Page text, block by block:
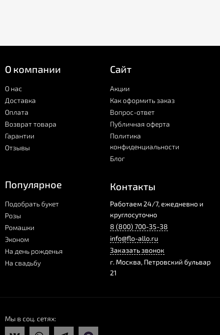
О компании
О нас
Доставка
Оплата
Возврат товара
Гарантии
Отзывы
Сайт
Акции
Как оформить заказ
Вопрос-ответ
Публичная оферта
Политика
конфиденциальности
Блог
Популярное
Подобрать букет
Розы
Ромашки
Эконом
На день рожденья
На свадьбу
Контакты
Работаем 24/7, ежедневно и
круглосуточно
8 (800) 700-35-38
info@flo-allo.ru
Заказать звонок
г. Москва, Петровский бульвар
21
Мы в соц. сетях